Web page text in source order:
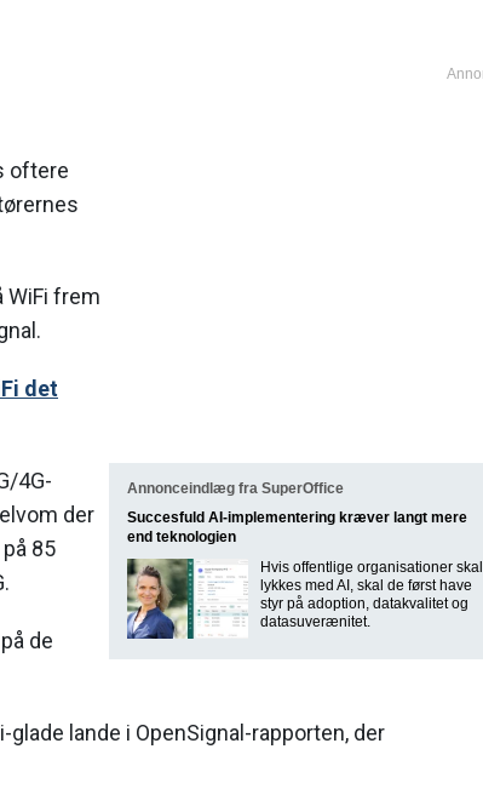
Annonceindlæg fra SuperOffice
Succesfuld AI-implementering kræver langt mere
end teknologien
Hvis offentlige organisationer skal
lykkes med AI, skal de først have
styr på adoption, datakvalitet og
datasuverænitet.
oftere
WiFi frem
det
4G-
der
85
de
lande i OpenSignal-rapporten, der